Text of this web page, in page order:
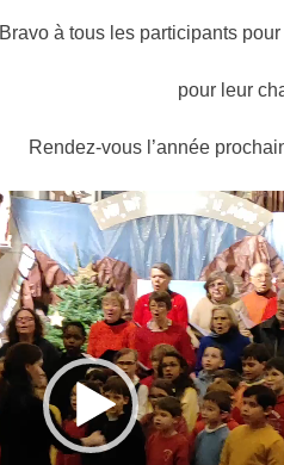
Bravo à tous les participants
pour leur
Rendez-vous l’année